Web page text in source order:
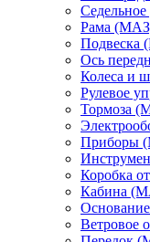
Рама
Подвеска
Ось
Колеса и
Рулевое
Тормоза
Приборы
Коробка
Кабина
Ветровое